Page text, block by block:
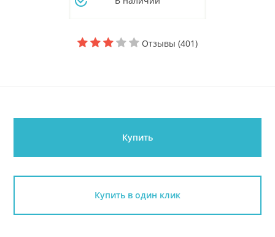
Отзывы (401)
Купить
Купить в один клик